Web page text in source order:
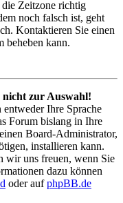
die Zeitzone richtig
noch falsch ist, geht
Kontaktieren Sie einen
beheben kann.
nicht zur Auswahl!
Ihre Sprache
Forum bislang in Ihre
Board-Administrator,
installieren kann.
wir uns freuen, wenn Sie
dazu können
oder aufphpBB.de